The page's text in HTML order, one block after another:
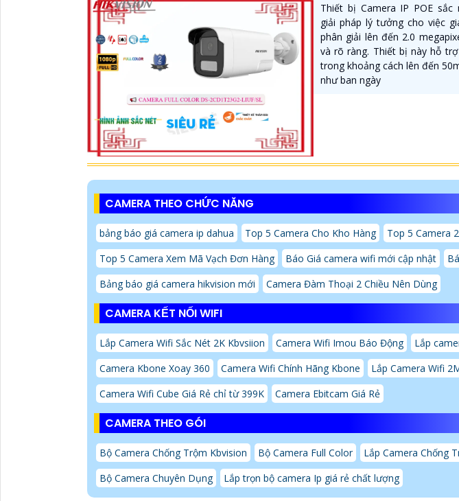
Thiết bị Camera IP POE sắc
giải pháp lý tưởng cho việc
phân giải lên đến 2.0
và rõ ràng. Thiết bị này hỗ
trong khoảng cách lên đến
như ban ngày
CAMERA THEO CHỨC NĂNG
bảng báo giá camera ip dahua Top 5 Camera Cho Kho Hàng
Top 5 Camera
Top 5 Camera Xem Mã Vạch Đơn Hàng
Báo Giá camera wifi mới cập nhật
Bảng báo giá camera hikvision mới
Camera Đàm Thoại 2 Chiều Nên Dùng
CAMERA KẾT NỐI WIFI
Lắp Camera Wifi Sắc Nét 2K Kbvsiion Camera Wifi Imou Báo Động
Lắp
Camera Kbone Xoay 360
Camera Wifi Chính Hãng Kbone
Lắp Camera Wifi
Camera Wifi Cube Giá Rẻ chỉ từ 399K
Camera Ebitcam Giá Rẻ
CAMERA THEO GÓI
Bộ Camera Chống Trộm Kbvision Bộ Camera Full Color
Lắp Camera Chống
Bộ Camera Chuyên Dụng
Lắp trọn bộ camera Ip giá rẻ chất lượng